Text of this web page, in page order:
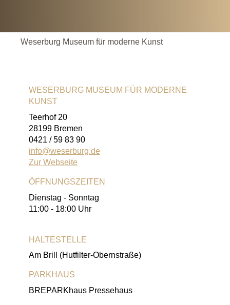
Weserburg Museum für moderne Kunst
WESERBURG MUSEUM FÜR MODERNE
KUNST
Teerhof 20
28199 Bremen
0421 / 59 83 90
info@weserburg.de
Zur Webseite
ÖFFNUNGSZEITEN
Dienstag - Sonntag
11:00 - 18:00 Uhr
HALTESTELLE
Am Brill (Hutfilter-Obernstraße)
PARKHAUS
BREPARKhaus Pressehaus